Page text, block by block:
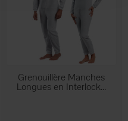
EN STOCK
Grenouillère Manches
Longues en Interlock...